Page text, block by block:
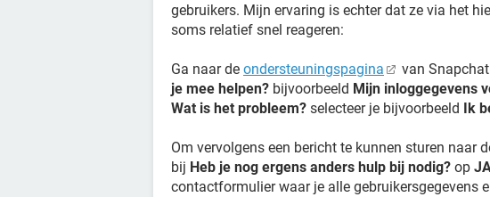
gebruikers. Mijn ervaring is echter dat ze via het
soms relatief snel reageren:
Ga naar de ondersteuningspagina van
je mee helpen? bijvoorbeeld Mijn inloggegevens
Wat is het probleem? selecteer je bijvoorbeeld Ik
Om vervolgens een bericht te kunnen sturen naar
bij Heb je nog ergens anders hulp bij nodig? op
contactformulier waar je alle gebruikersgegevens